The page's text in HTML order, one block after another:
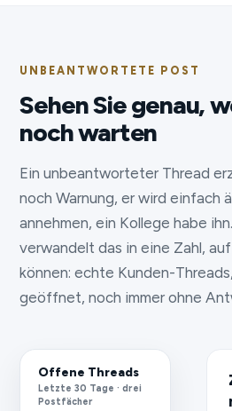
UNBEANTWORTETE POST
Sehen Sie genau,
noch warten
Ein unbeantworteter Thread
noch Warnung, er wird einfach
annehmen, ein Kollege habe
verwandelt das in eine Zahl,
können: echte Kunden-
geöffnet, noch immer ohne
Offene Threads
Letzte 30 Tage · drei
Postfächer